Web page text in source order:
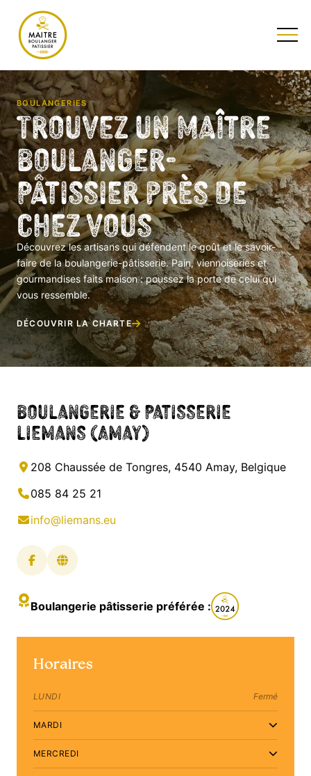
BOULANGERIES
Trouvez un Maître
Boulanger-
Pâtissier près de
chez vous
Découvrez les artisans qui défendent le goût et le savoir-
faire de la boulangerie-pâtisserie. Pain, viennoiseries et
gourmandises faits maison : poussez la porte de celui qui
vous ressemble.
DÉCOUVRIR LA CHARTE
Boulangerie & Patisserie
Liemans (Amay)
208 Chaussée de Tongres, 4540 Amay, Belgique
085 84 25 21
info@liemans.eu
Boulangerie pâtisserie préférée :
Horaires
LUNDI Fermé
MARDI
MERCREDI